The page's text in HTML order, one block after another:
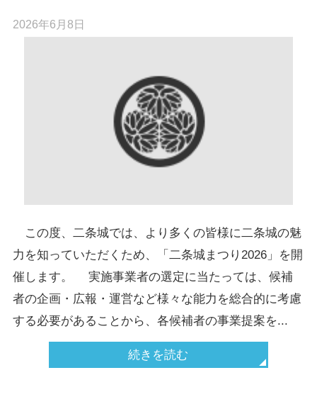
2026年6月8日
この度、二条城では、より多くの皆様に二条城の魅
力を知っていただくため、「二条城まつり2026」を開
催します。 実施事業者の選定に当たっては、候補
者の企画・広報・運営など様々な能力を総合的に考慮
する必要があることから、各候補者の事業提案を...
続きを読む